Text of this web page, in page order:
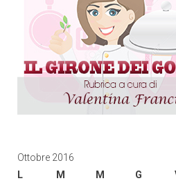
Ottobre 2016
L
M M G